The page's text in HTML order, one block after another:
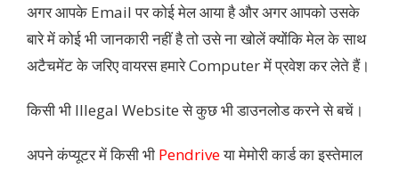
अगर आपके Email पर कोई मेल आया है और अगर आपको उसके
बारे में कोई भी जानकारी नहीं है तो उसे ना खोलें क्योंकि मेल के साथ
अटैचमेंट के जरिए वायरस हमारे Computer में प्रवेश कर लेते हैं।
किसी भी Illegal Website से कुछ भी डाउनलोड करने से बचें।
अपने कंप्यूटर में किसी भी Pendriveया मेमोरी कार्ड का इस्तेमाल